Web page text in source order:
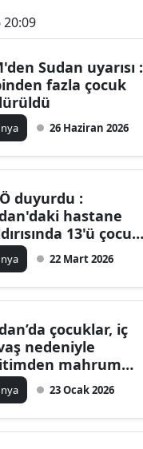
Balıkesir
Bilecik
Bitlis
Bolu
Bursa
Çanakkale
Çankırı
Çorum
Denizli
Diyarbakır
Edirne
20:09
Sudan uyarısı :
fazla çocuk
26 Haziran 2026
duyurdu :
hastane
13'ü çocuk
64 kişi hayatını
22 Mart 2026
çocuklar, iç
nedeniyle
mahrum
23 Ocak 2026